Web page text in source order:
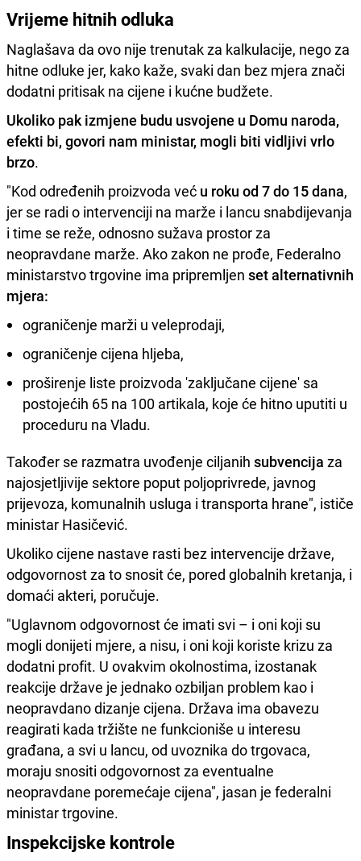
Vrijeme hitnih odluka
Naglašava da ovo nije trenutak za kalkulacije, nego za
hitne odluke jer, kako kaže, svaki dan bez mjera znači
dodatni pritisak na cijene i kućne budžete.
Ukoliko pak izmjene budu usvojene u Domu naroda,
efekti bi, govori nam ministar, mogli biti vidljivi vrlo
brzo.
"Kod određenih proizvoda već u roku od 7 do 15 dana,
jer se radi o intervenciji na marže i lancu snabdijevanja
i time se reže, odnosno sužava prostor za
neopravdane marže. Ako zakon ne prođe, Federalno
ministarstvo trgovine ima pripremljen set alternativnih
mjera:
ograničenje marži u veleprodaji,
ograničenje cijena hljeba,
proširenje liste proizvoda 'zaključane cijene' sa
postojećih 65 na 100 artikala, koje će hitno uputiti u
proceduru na Vladu.
Također se razmatra uvođenje ciljanih subvencija za
najosjetljivije sektore poput poljoprivrede, javnog
prijevoza, komunalnih usluga i transporta hrane", ističe
ministar Hasičević.
Ukoliko cijene nastave rasti bez intervencije države,
odgovornost za to snosit će, pored globalnih kretanja, i
domaći akteri, poručuje.
"Uglavnom odgovornost će imati svi – i oni koji su
mogli donijeti mjere, a nisu, i oni koji koriste krizu za
dodatni profit. U ovakvim okolnostima, izostanak
reakcije države je jednako ozbiljan problem kao i
neopravdano dizanje cijena. Država ima obavezu
reagirati kada tržište ne funkcioniše u interesu
građana, a svi u lancu, od uvoznika do trgovaca,
moraju snositi odgovornost za eventualne
neopravdane poremećaje cijena", jasan je federalni
ministar trgovine.
Inspekcijske kontrole